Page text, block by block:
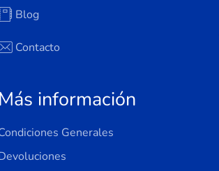
Blog
Contacto
Más información
Generales